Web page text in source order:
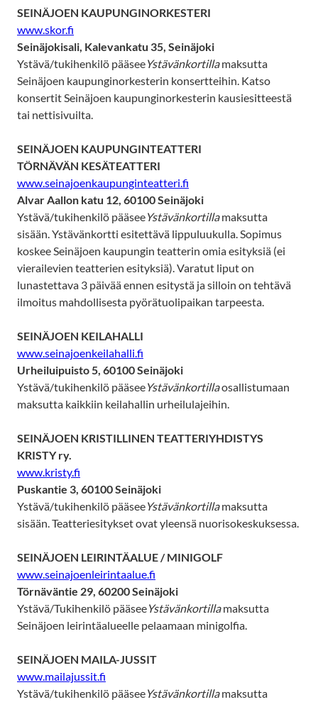
SEINÄJOEN KAUPUNGINORKESTERI
www.skor.fi
Seinäjokisali, Kalevankatu 35, Seinäjoki
Ystävä/tukihenkilö pääseeYstävänkortillamaksutta
Seinäjoen kaupunginorkesterin konsertteihin. Katso
konsertit Seinäjoen kaupunginorkesterin kausiesitteestä
tai nettisivuilta.
SEINÄJOEN KAUPUNGINTEATTERI
TÖRNÄVÄN KESÄTEATTERI
www.seinajoenkaupunginteatteri.fi
Alvar Aallon katu 12, 60100 Seinäjoki
Ystävä/tukihenkilö pääseeYstävänkortillamaksutta
sisään. Ystävänkortti esitettävä lippuluukulla. Sopimus
koskee Seinäjoen kaupungin teatterin omia esityksiä (ei
vierailevien teatterien esityksiä). Varatut liput on
lunastettava 3 päivää ennen esitystä ja silloin on tehtävä
ilmoitus mahdollisesta pyörätuolipaikan tarpeesta.
SEINÄJOEN KEILAHALLI
www.seinajoenkeilahalli.fi
Urheiluipuisto 5, 60100 Seinäjoki
Ystävä/tukihenkilö pääseeYstävänkortillaosallistumaan
maksutta kaikkiin keilahallin urheilulajeihin.
SEINÄJOEN KRISTILLINEN TEATTERIYHDISTYS
KRISTY ry.
www.kristy.fi
Puskantie 3, 60100 Seinäjoki
Ystävä/tukihenkilö pääseeYstävänkortillamaksutta
sisään. Teatteriesitykset ovat yleensä nuorisokeskuksessa.
SEINÄJOEN LEIRINTÄALUE / MINIGOLF
www.seinajoenleirintaalue.fi
Törnäväntie 29, 60200 Seinäjoki
Ystävä/Tukihenkilö pääseeYstävänkortillamaksutta
Seinäjoen leirintäalueelle pelaamaan minigolfia.
SEINÄJOEN MAILA-JUSSIT
www.mailajussit.fi
Ystävä/tukihenkilö pääseeYstävänkortillamaksutta